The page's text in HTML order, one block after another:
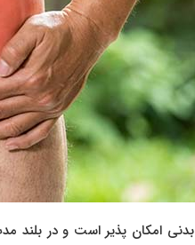
امکان پذیر است و در بلند